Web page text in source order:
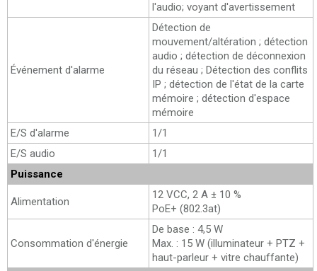
l'audio; voyant d'avertissement
Événement d'alarme
Détection de
mouvement/altération ; détection
audio ; détection de déconnexion
du réseau ; Détection des conflits
IP ; détection de l'état de la carte
mémoire ; détection d'espace
mémoire
E/S d'alarme
1/1
E/S audio
1/1
Puissance
Alimentation
12 VCC, 2 A ± 10 %
PoE+ (802.3at)
Consommation d'énergie
De base : 4,5 W
Max. : 15 W (illuminateur + PTZ +
haut-parleur + vitre chauffante)